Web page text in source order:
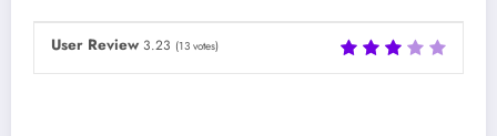
User Review 3.23 (13 votes)